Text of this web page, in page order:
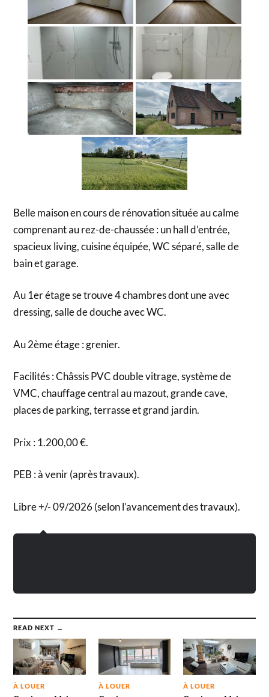
Belle maison en cours de rénovation située au calme
comprenant au rez-de-chaussée : un hall d’entrée,
spacieux living, cuisine équipée, WC séparé, salle de
bain et garage.
Au 1er étage se trouve 4 chambres dont une avec
dressing, salle de douche avec WC.
Au 2ème étage : grenier.
Facilités : Châssis PVC double vitrage, système de
VMC, chauffage central au mazout, grande cave,
places de parking, terrasse et grand jardin.
Prix : 1.200,00 €.
PEB : à venir (après travaux).
Libre +/- 09/2026 (selon l’avancement des travaux).
READ NEXT →
À LOUER À LOUER À LOUER